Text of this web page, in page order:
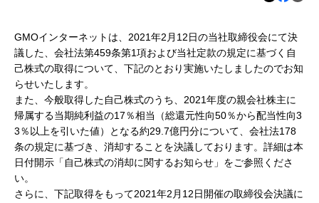
GMOインターネットは、2021年2月12日の当社取締役会にて決
議した、会社法第459条第1項および当社定款の規定に基づく自
己株式の取得について、下記のとおり実施いたしましたのでお知
らせいたします。
また、今般取得した自己株式のうち、2021年度の親会社株主に
帰属する当期純利益の17％相当（総還元性向50％から配当性向3
3％以上を引いた値）となる約29.7億円分について、会社法178
条の規定に基づき、消却することを決議しております。詳細は本
日付開示「自己株式の消却に関するお知らせ」をご参照くださ
い。
さらに、下記取得をもって2021年2月12日開催の取締役会決議に